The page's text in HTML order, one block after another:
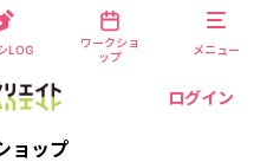
LOG
ワークショ
ップ
メニュー
ログイン
ョップ